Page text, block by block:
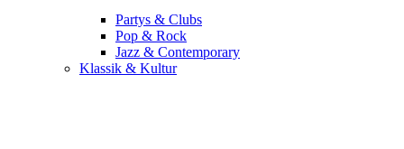
Partys & Clubs
Pop & Rock
Jazz & Contemporary
Klassik & Kultur